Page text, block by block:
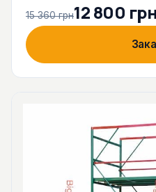
15 360 грн12 800 грн